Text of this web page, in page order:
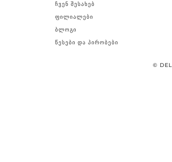
ᲩᲕᲔᲜ ᲨᲔᲡᲐᲮᲔᲑ
ᲤᲘᲚᲘᲐᲚᲔᲑᲘ
ᲑᲚᲝᲒᲘ
ᲬᲔᲡᲔᲑᲘ ᲓᲐ ᲞᲘᲠᲝᲑᲔᲑᲘ
©